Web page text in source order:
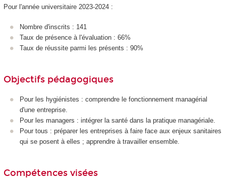
Pour l'année universitaire 2023-2024 :
Nombre d'inscrits : 141
Taux de présence à l'évaluation : 66%
Taux de réussite parmi les présents : 90%
Objectifs pédagogiques
Pour les hygiénistes : comprendre le fonctionnement managérial
d'une entreprise.
Pour les managers : intégrer la santé dans la pratique managériale.
Pour tous : préparer les entreprises à faire face aux enjeux sanitaires
qui se posent à elles ; apprendre à travailler ensemble.
Compétences visées